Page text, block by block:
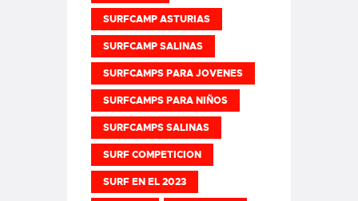
SURFCAMP ASTURIAS
SURFCAMP SALINAS
SURFCAMPS PARA JOVENES
SURFCAMPS PARA NIÑOS
SURFCAMPS SALINAS
SURF COMPETICION
SURF EN EL 2023